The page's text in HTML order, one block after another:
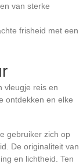
van sterke
frisheid met een
vleugje reis en
ontdekken en elke
gebruiker zich op
De originaliteit van
en lichtheid. Ten